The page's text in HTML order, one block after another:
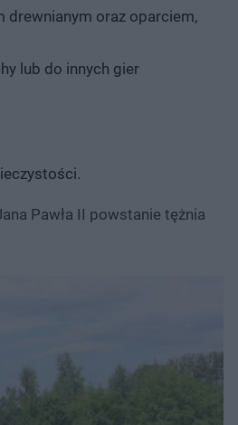
drewnianym oraz oparciem,
lub do innych gier
Pawła II powstanie tężnia